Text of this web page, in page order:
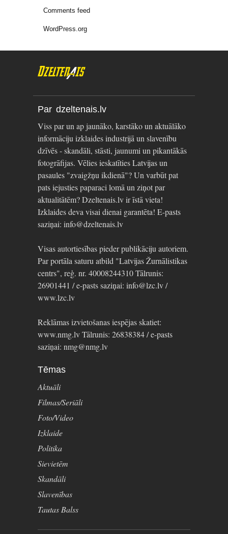
Comments feed
WordPress.org
Par dzeltenais.lv
Viss par un ap jaunāko, karstāko un aktuālāko
informāciju izklaides industrijā un slavenību
dzīvēs - skandāli, stāsti, jaunumi un pikantākās
fotogrāfijas. Vēlies ieskatīties Latvijas un
pasaules "zvaigžņu ikdienā"? Un varbūt pat
pats iejusties paparaci lomā un ziņot par
aktualitātēm? Dzeltenais.lv ir īstā vieta!
Izklaides deva visai dienai garantēta! E-pasts
saziņai: info@dzeltenais.lv
Visas autortiesības pieder publikāciju autoriem.
Par portāla saturu atbild "Latvijas Žurnālistikas
centrs", reģ. nr. 40008244310 Tālrunis:
26901441 / e-pasts saziņai: info@lzc.lv /
www.lzc.lv
Reklāmas izvietošanas iespējas skatiet:
www.nmg.lv Tālrunis: 26838384 / e-pasts
saziņai: nmg@nmg.lv
Tēmas
Aktuāli
Filmas/Seriāli
Foto/Video
Izklaide
Politika
Sievietēm
Skandāli
Slavenības
Tautas Balss